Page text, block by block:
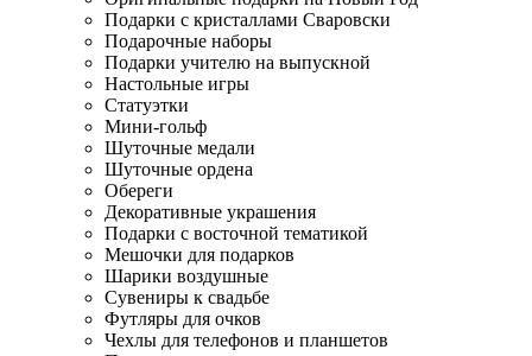
Подарки с кристаллами Сваровски
Подарочные наборы
Подарки учителю на выпускной
Настольные игры
Статуэтки
Мини-гольф
Шуточные медали
Шуточные ордена
Обереги
Декоративные украшения
Подарки с восточной тематикой
Мешочки для подарков
Шарики воздушные
Сувениры к свадьбе
Футляры для очков
Чехлы для телефонов и планшетов